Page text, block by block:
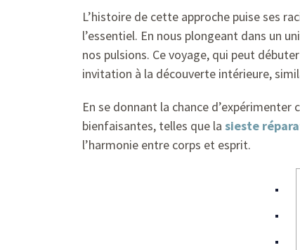
L’histoire de cette approche puise ses
l’essentiel. En nous plongeant dans un
nos pulsions. Ce voyage, qui peut
invitation à la découverte intérieure,
En se donnant la chance d’expérimenter
bienfaisantes, telles que la sieste
l’harmonie entre corps et esprit.